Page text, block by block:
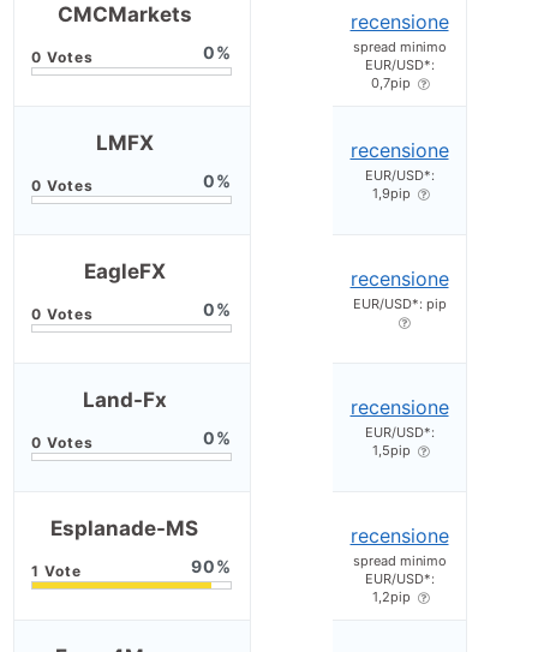
CMCMarkets
0
recensione
spread minimo
EUR/USD*:
0,7pip
LMFX
0
recensione
EUR/USD*:
1,9pip
EagleFX
0
recensione
EUR/USD*: pip
Land-Fx
0
recensione
EUR/USD*:
1,5pip
Esplanade-MS
90
recensione
spread minimo
EUR/USD*:
1,2pip